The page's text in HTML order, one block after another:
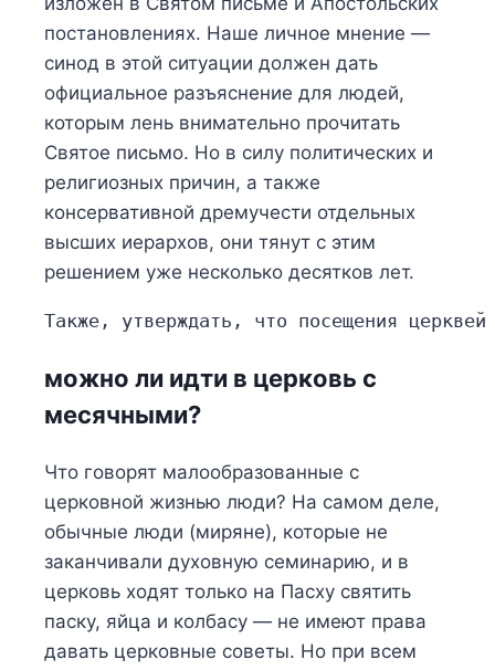
постановлениях. Наше личное мнение —
синод в этой ситуации должен дать
официальное разъяснение для людей,
которым лень внимательно прочитать
Святое письмо. Но в силу политических и
религиозных причин, а также
консервативной дремучести отдельных
высших иерархов, они тянут с этим
решением уже несколько десятков лет.
Также, утверждать, что посещения
можно ли идти в церковь с
месячными?
Что говорят малообразованные с
церковной жизнью люди? На самом деле,
обычные люди (миряне), которые не
заканчивали духовную семинарию, и в
церковь ходят только на Пасху святить
паску, яйца и колбасу — не имеют права
давать церковные советы. Но при всем